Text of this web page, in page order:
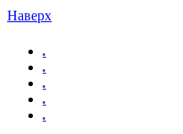
Наверх
.
.
.
.
.